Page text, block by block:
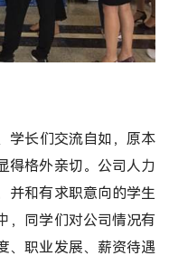
学长们交流自如，原本
得格外亲切。公司人力
并和有求职意向的学生
，同学们对公司情况有
、职业发展、薪资待遇